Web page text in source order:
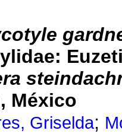
México
Griselda;